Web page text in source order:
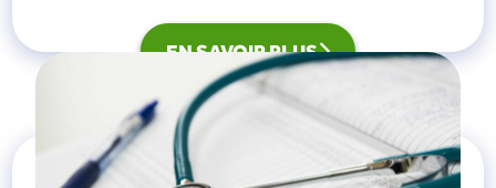
EN SAVOIR PLUS